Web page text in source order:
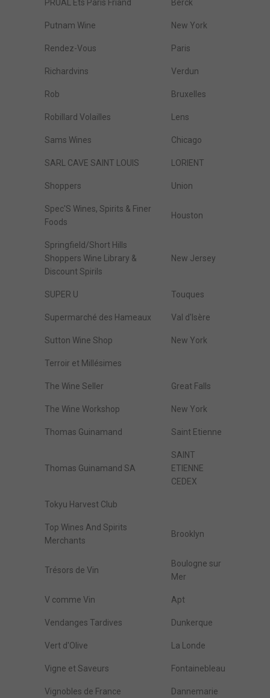
PRUAL Ets Paris Friand Berck
Putnam Wine New York
Rendez-Vous Paris
Richardvins Verdun
Rob Bruxelles
Robillard Volailles Lens
Sams Wines Chicago
SARL CAVE SAINT LOUIS LORIENT
Shoppers Union
Spec'S Wines, Spirits & Finer
Foods
Houston
Springfield/Short Hills
Shoppers Wine Library &
Discount Spirils
New Jersey
SUPER U Touques
Supermarché des Hameaux Val d'Isère
Sutton Wine Shop New York
Terroir et Millésimes
The Wine Seller Great Falls
The Wine Workshop New York
Thomas Guinamand Saint Etienne
Thomas Guinamand SA
SAINT
ETIENNE
CEDEX
Tokyu Harvest Club
Top Wines And Spirits
Merchants
Brooklyn
Trésors de Vin
Boulogne sur
Mer
V comme Vin Apt
Vendanges Tardives Dunkerque
Vert d'Olive La Londe
Vigne et Saveurs Fontainebleau
Vignobles de France Dannemarie